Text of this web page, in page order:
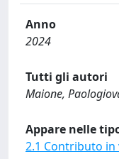
Anno
2024
Tutti gli autori
Maione,
Appare nelle
2.1 Contributo in